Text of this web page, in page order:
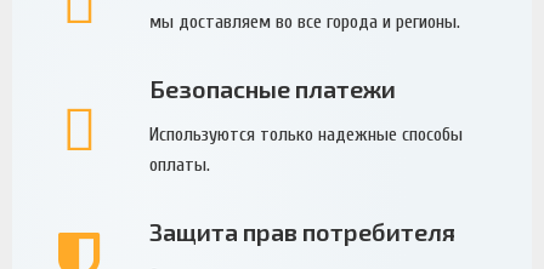
мы доставляем во все города и регионы.
Безопасные платежи
Используются только надежные способы
оплаты.
Защита прав потребителя